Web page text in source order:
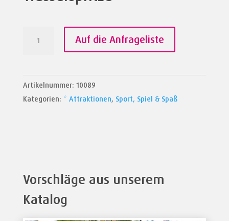
Auf die Anfrageliste
Artikelnummer: 10089
Kategorien: * Attraktionen, Sport, Spiel & Spaß
Vorschläge aus unserem
Katalog